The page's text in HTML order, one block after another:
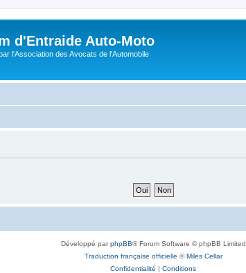
d'Entraide Auto-Moto
l'Association des Avocats de l'Automobile
Développé parphpBB® Forum Software © phpBB Limited
Traduction française officielle ©Miles Cellar
Confidentialité | Conditions